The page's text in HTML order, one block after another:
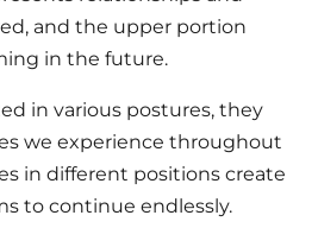
and the upper portion
in the future.
in various postures, they
we experience throughout
in different positions create
to continue endlessly.